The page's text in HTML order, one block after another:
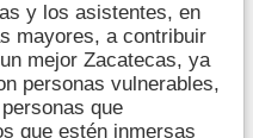
y los asistentes, en
mayores, a contribuir
mejor Zacatecas, ya
personas vulnerables,
que
que estén inmersas